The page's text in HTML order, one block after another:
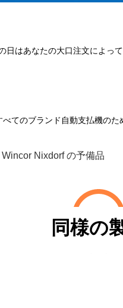
はあなたの大口注文によって
べてのブランド自動支払機のた
Wincor Nixdorf の予備品
同様の